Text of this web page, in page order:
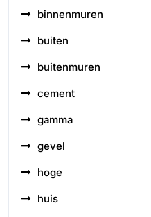
binnenmuren
buiten
buitenmuren
cement
gamma
gevel
hoge
huis